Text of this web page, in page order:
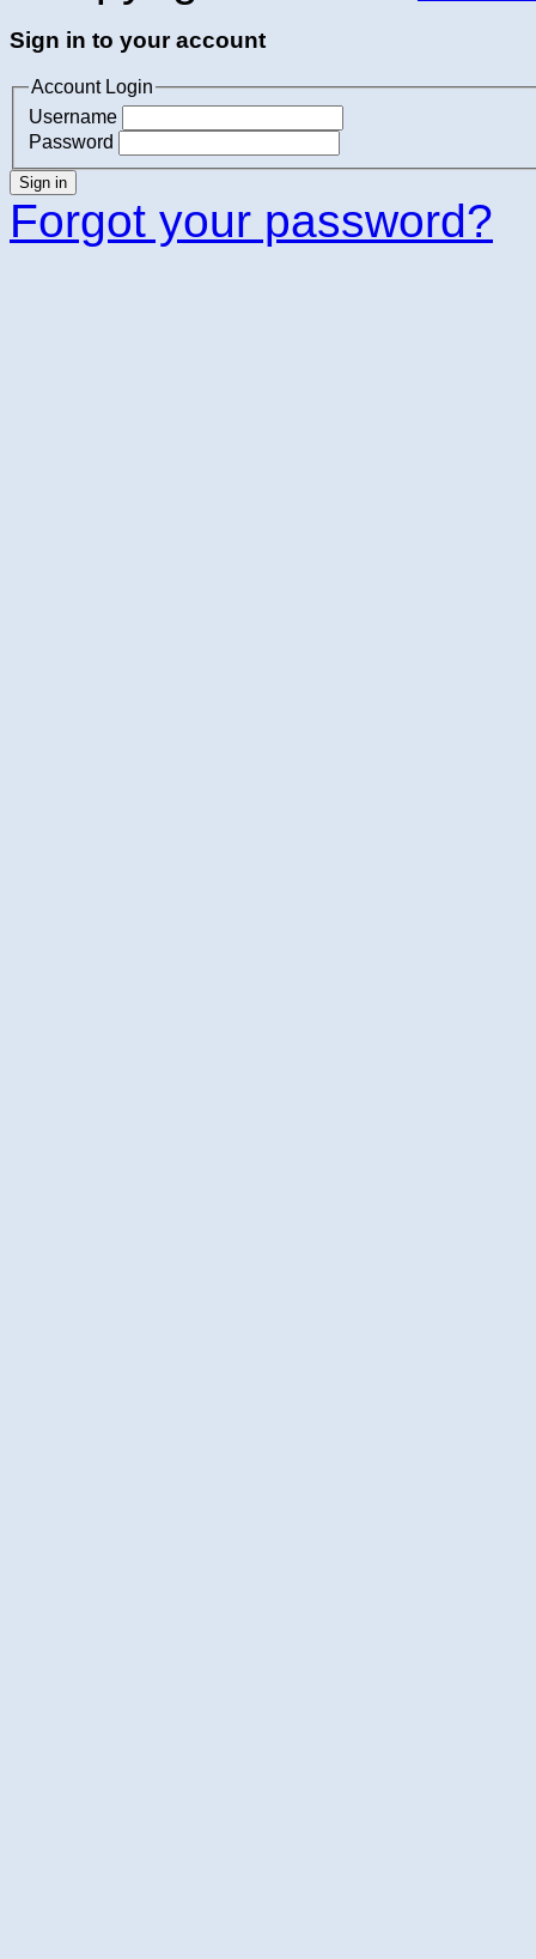
Sign in to your account
Account Login
Username
Password
Sign in
Forgot your password?